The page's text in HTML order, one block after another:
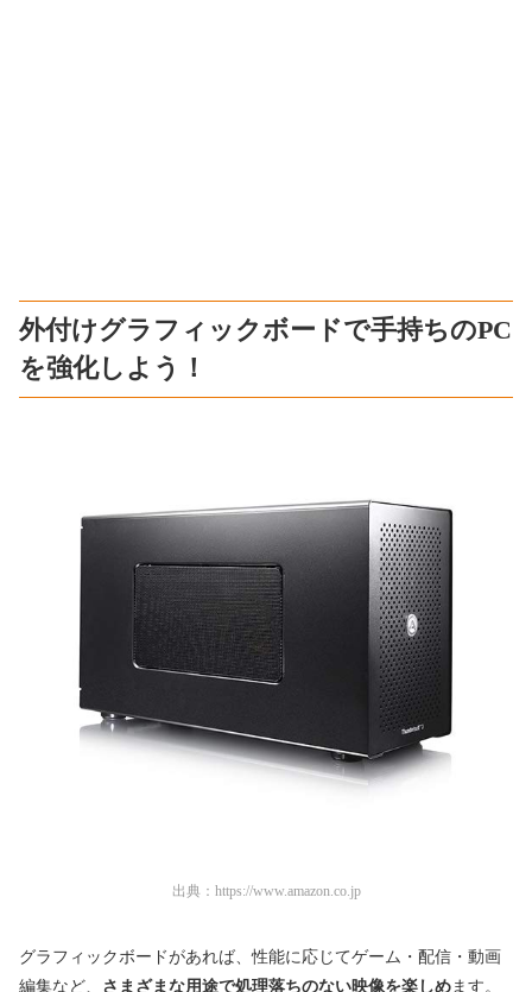
外付けグラフィックボードで手持ちのPC
を強化しよう！
出典： https://www.amazon.co.jp
グラフィックボードがあれば、性能に応じてゲーム・配信・動画
編集など、 さまざまな用途で処理落ちのない映像を楽しめます。